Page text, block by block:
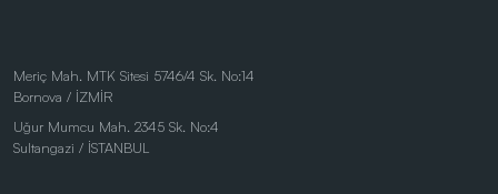
Kalem Setleri
Kişisel Ürünler
Kırtasiye Ürünleri
Meriç Mah. MTK Sitesi 5746/4 Sk. No:14
Bornova / İZMİR
Uğur Mumcu Mah. 2345 Sk. No:4
Sultangazi / İSTANBUL